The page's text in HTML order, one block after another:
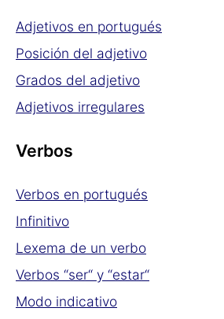
Adjetivos en portugués
Posición del adjetivo
Grados del adjetivo
Adjetivos irregulares
Verbos
Verbos en portugués
Infinitivo
Lexema de un verbo
Verbos “ser“ y “estar“
Modo indicativo